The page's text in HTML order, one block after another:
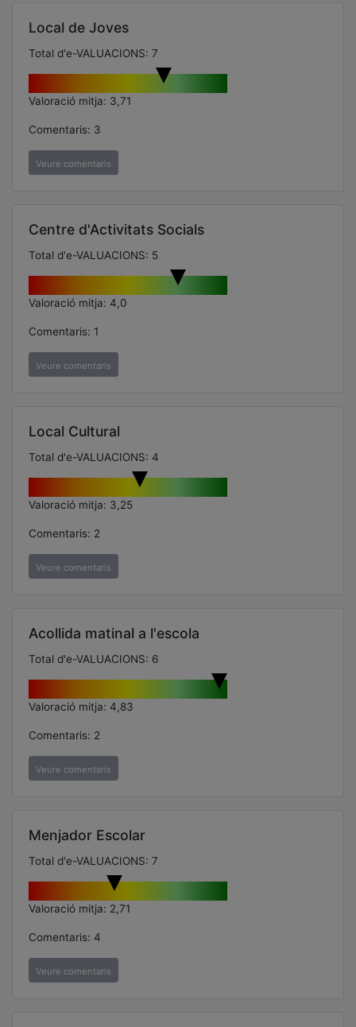
Local de Joves
Total d'e-VALUACIONS: 7
Valoració mitja: 3,71
Comentaris: 3
Veure comentaris
Centre d'Activitats Socials
Total d'e-VALUACIONS: 5
Valoració mitja: 4,0
Comentaris: 1
Veure comentaris
Local Cultural
Total d'e-VALUACIONS: 4
Valoració mitja: 3,25
Comentaris: 2
Veure comentaris
Acollida matinal a l'escola
Total d'e-VALUACIONS: 6
Valoració mitja: 4,83
Comentaris: 2
Veure comentaris
Menjador Escolar
Total d'e-VALUACIONS: 7
Valoració mitja: 2,71
Comentaris: 4
Veure comentaris